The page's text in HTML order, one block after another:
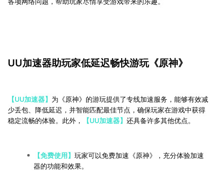
UU加速器助玩家低延迟畅快游玩《原神》
【UU加速器】 为《原神》的游玩提供了专线加速服务，能够有效减
少丢包、降低延迟，并智能匹配最佳节点，确保玩家在游戏中获得
稳定流畅的体验。此外，
【UU加速器】 还具备许多其他优点。
【免费使用】 玩家可以免费加速《原神》，充分体验加速
器的功能和效果。